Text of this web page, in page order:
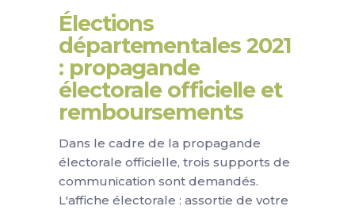
Élections
départementales 2021
: propagande
électorale officielle et
remboursements
Dans le cadre de la propagande
électorale officielle, trois supports de
communication sont demandés.
L'affiche électorale : assortie de votre